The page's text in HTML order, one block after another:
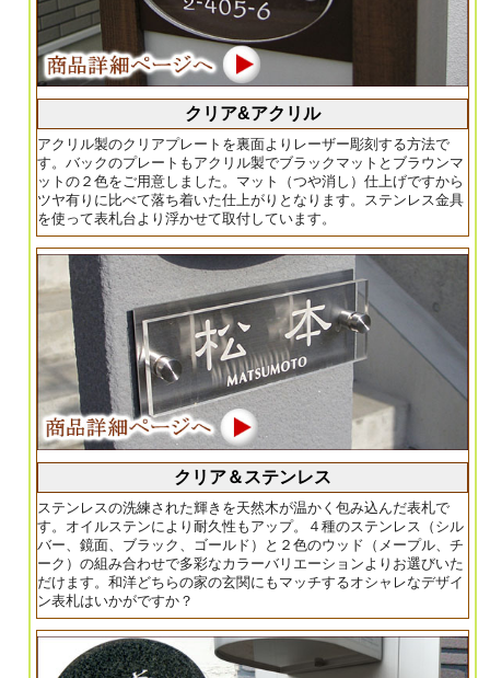
クリア&アクリル
アクリル製のクリアプレートを裏面よりレーザー彫刻する方法で
す。バックのプレートもアクリル製でブラックマットとブラウンマ
ットの２色をご用意しました。マット（つや消し）仕上げですから
ツヤ有りに比べて落ち着いた仕上がりとなります。ステンレス金具
を使って表札台より浮かせて取付しています。
クリア＆ステンレス
ステンレスの洗練された輝きを天然木が温かく包み込んだ表札で
す。オイルステンにより耐久性もアップ。４種のステンレス（シル
バー、鏡面、ブラック、ゴールド）と２色のウッド（メープル、チ
ーク）の組み合わせで多彩なカラーバリエーションよりお選びいた
だけます。和洋どちらの家の玄関にもマッチするオシャレなデザイ
ン表札はいかがですか？